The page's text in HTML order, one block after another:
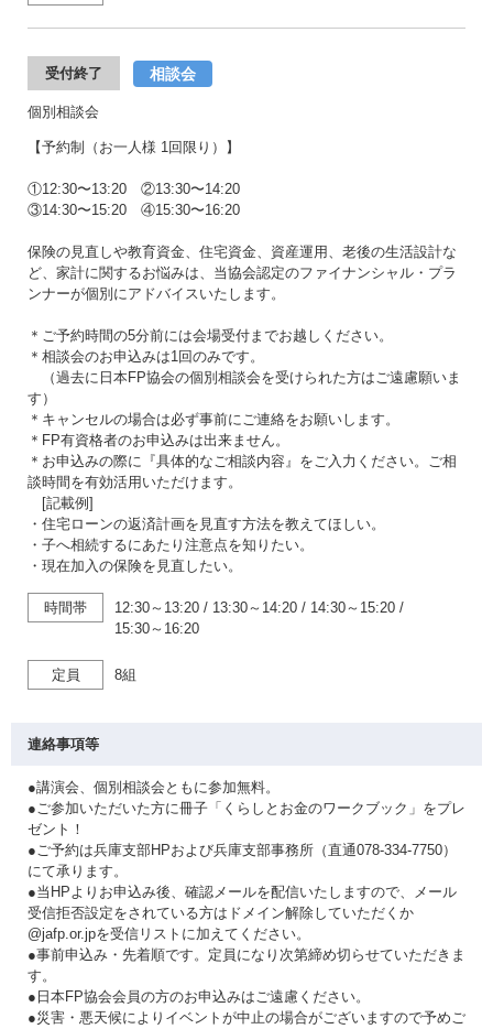
受付終了 相談会
個別相談会
【予約制（お一人様 1回限り）】
①12:30〜13:20 ②13:30〜14:20
③14:30〜15:20 ④15:30〜16:20
保険の見直しや教育資金、住宅資金、資産運用、老後の生活設計な
ど、家計に関するお悩みは、当協会認定のファイナンシャル・プラ
ンナーが個別にアドバイスいたします。
＊ご予約時間の5分前には会場受付までお越しください。
＊相談会のお申込みは1回のみです。
（過去に日本FP協会の個別相談会を受けられた方はご遠慮願いま
す）
＊キャンセルの場合は必ず事前にご連絡をお願いします。
＊FP有資格者のお申込みは出来ません。
＊お申込みの際に『具体的なご相談内容』をご入力ください。ご相
談時間を有効活用いただけます。
[記載例]
・住宅ローンの返済計画を見直す方法を教えてほしい。
・子へ相続するにあたり注意点を知りたい。
・現在加入の保険を見直したい。
時間帯 12:30～13:20 / 13:30～14:20 / 14:30～15:20 /
15:30～16:20
定員 8組
連絡事項等
●講演会、個別相談会ともに参加無料。
●ご参加いただいた方に冊子「くらしとお金のワークブック」をプレ
ゼント！
●ご予約は兵庫支部HPおよび兵庫支部事務所（直通078-334-7750）
にて承ります。
●当HPよりお申込み後、確認メールを配信いたしますので、メール
受信拒否設定をされている方はドメイン解除していただくか
@jafp.or.jpを受信リストに加えてください。
●事前申込み・先着順です。定員になり次第締め切らせていただきま
す。
●日本FP協会会員の方のお申込みはご遠慮ください。
●災害・悪天候によりイベントが中止の場合がございますので予めご